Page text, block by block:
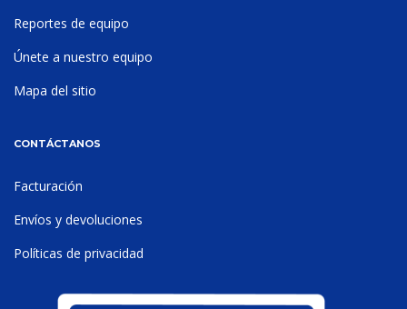
Reportes de equipo
Únete a nuestro equipo
Mapa del sitio
CONTÁCTANOS
Facturación
Envíos y devoluciones
Políticas de privacidad